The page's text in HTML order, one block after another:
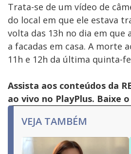
Trata-se de um vídeo de
do local em que ele estava
volta das 13h no dia em que
a facadas em casa. A morte
11h e 12h da última quinta-
Assista aos conteúdos da
ao vivo no PlayPlus. Baixe
VEJA TAMBÉM